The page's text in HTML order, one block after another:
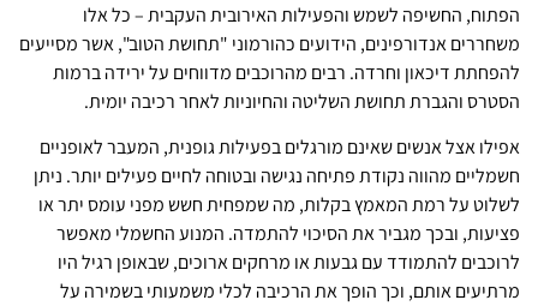
הפתוח, החשיפה לשמש והפעילות האירובית העקבית – כל אלו
משחררים אנדורפינים, הידועים כהורמוני "תחושת הטוב", אשר מסייעים
להפחתת דיכאון וחרדה. רבים מהרוכבים מדווחים על ירידה ברמות
הסטרס והגברת תחושת השליטה והחיוניות לאחר רכיבה יומית.
אפילו אצל אנשים שאינם מורגלים בפעילות גופנית, המעבר לאופניים
חשמליים מהווה נקודת פתיחה נגישה ובטוחה לחיים פעילים יותר. ניתן
לשלוט על רמת המאמץ בקלות, מה שמפחית חשש מפני עומס יתר או
פציעות, ובכך מגביר את הסיכוי להתמדה. המנוע החשמלי מאפשר
לרוכבים להתמודד עם גבעות או מרחקים ארוכים, שבאופן רגיל היו
מרתיעים אותם, וכך הופך את הרכיבה לכלי משמעותי בשמירה על